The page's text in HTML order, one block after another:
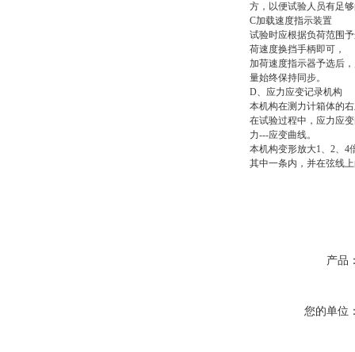
方，以便试验人员有足
C加载速度指示装置
试验时应根据负荷范围
荷速度换挡手柄即可，
加荷速度指示器予选后
量始终保持同步。
D、应力应变记录机构
本机构在测力计箱体的
在试验过程中，应力应
力---应变曲线。
本机构变形放大1、2、4
其中一条内，并在弦线
产品
您的单位